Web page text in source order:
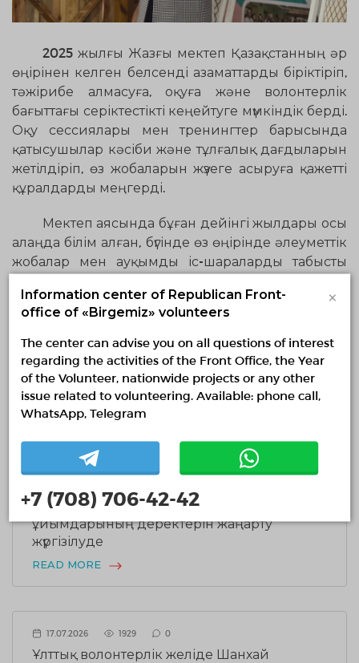
2025 жылғы Жазғы мектеп Қазақстанның әр
өңірінен келген белсенді азаматтарды біріктіріп,
тәжірибе алмасуға, оқуға және волонтерлік
бағыттағы серіктестікті кеңейтуге мүмкіндік берді.
Оқу сессиялары мен тренингтер барысында
қатысушылар кәсіби және тұлғалық дағдыларын
жетілдіріп, өз жобаларын жүзеге асыруға қажетті
құралдарды меңгерді.
Мектеп аясында бұған дейінгі жылдары осы
алаңда білім алған, бүгінде өз өңірінде әлеуметтік
жобалар мен ауқымды іс-шараларды табысты
де сөз етілді. Бұл бастамалар тек мемлекеттік
емес, сонымен қатар үкіметтік емес
құрылымдардың да қолдауымен іске асқан.
ҚР Мәдениет және ақпарат министрлігінің
баспасөз қызметі
Last news
Қазақстанның үкіметтік емес волонтерлік
ұйымдарының деректерін жаңарту
жүргізілуде
READ MORE
17.07.2026 1929 0
Ұлттық волонтерлік желіде Шанхай
Information center of Republican Front-
office of «Birgemiz» volunteers
×
The center can advise you on all questions of interest
regarding the activities of the Front Office, the Year
of the Volunteer, nationwide projects or any other
issue related to volunteering. Available: phone call,
WhatsApp, Telegram
+7 (708) 706-42-42